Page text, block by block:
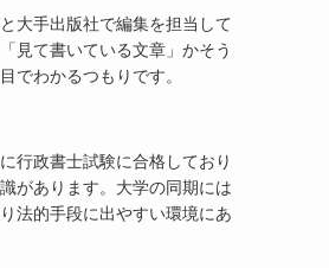
大手出版社で編集を担当して
見て書いている文章」かそう
でわかるつもりです。
行政書士試験に合格しており
があります。大学の同期には
法的手段に出やすい環境にあ